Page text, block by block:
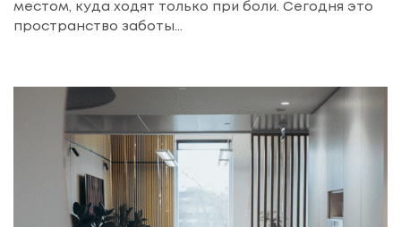
местом, куда ходят только при боли. Сегодня это
пространство заботы...